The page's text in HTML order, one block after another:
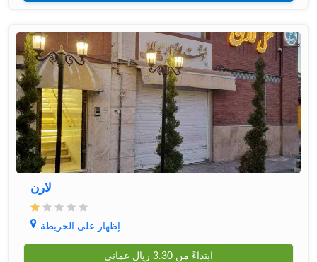
لارن
إظهار على الخريطة
ابتداءً من 3.30 ريال عماني